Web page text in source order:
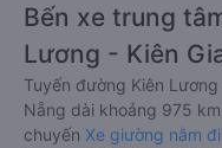
Bến xe trung
Lương - Kiên
Tuyến đường Kiên
Nẵng dài khoảng 975
chuyến Xe giường nằm